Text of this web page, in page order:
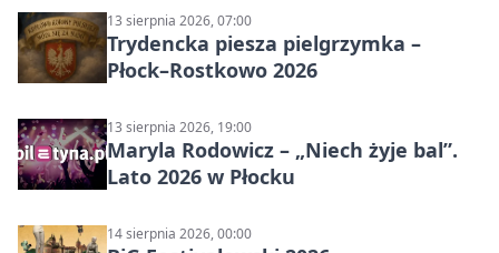
13 sierpnia 2026, 07:00
Trydencka piesza pielgrzymka –
Płock–Rostkowo 2026
13 sierpnia 2026, 19:00
Maryla Rodowicz – „Niech żyje bal”.
Lato 2026 w Płocku
14 sierpnia 2026, 00:00